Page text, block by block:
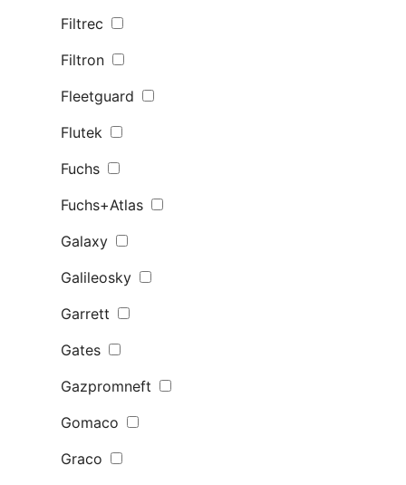
Filtrec
Filtron
Fleetguard
Flutek
Fuchs
Fuchs+Atlas
Galaxy
Galileosky
Garrett
Gates
Gazpromneft
Gomaco
Graco